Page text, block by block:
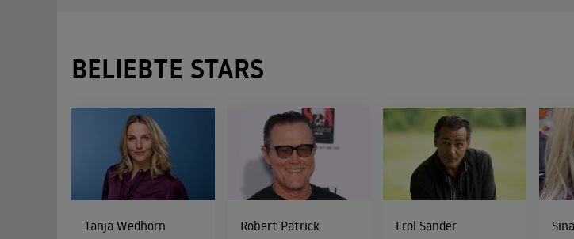
BELIEBTE STARS
Tanja Wedhorn Robert Patrick Erol Sander